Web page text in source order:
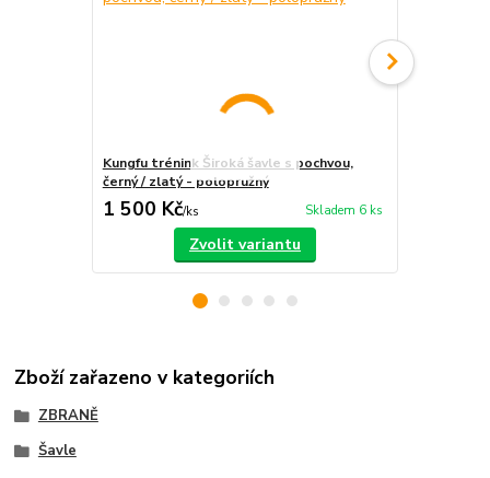
Kungfu trénink Široká šavle s pochvou,
černý / zlatý - polopružný
1 500 Kč/ks Skladem 6 ks
Zvolit variantu
Zboží zařazeno v kategoriích
ZBRANĚ
Šavle